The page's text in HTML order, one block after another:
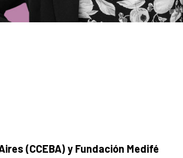
(CCEBA) y Fundación Medifé